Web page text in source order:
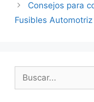
Consejos para
Fusibles
Buscar: